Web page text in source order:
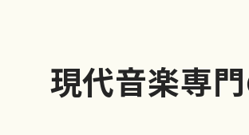
現代音楽専